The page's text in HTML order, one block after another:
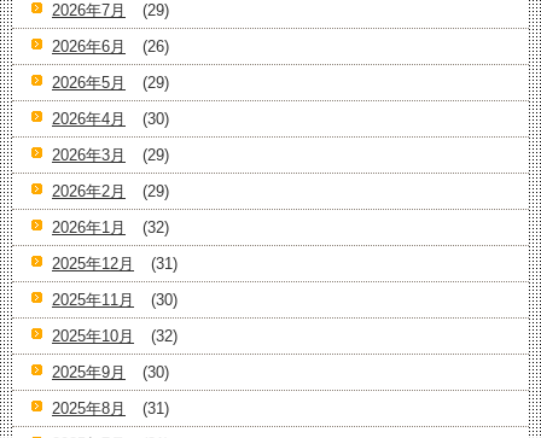
2026年7月
(29)
2026年6月
(26)
2026年5月
(29)
2026年4月
(30)
2026年3月
(29)
2026年2月
(29)
2026年1月
(32)
2025年12月
(31)
2025年11月
(30)
2025年10月
(32)
2025年9月
(30)
2025年8月
(31)